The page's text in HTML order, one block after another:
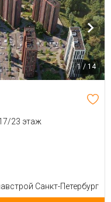
1 / 14
23 этаж
Санкт-Петербург